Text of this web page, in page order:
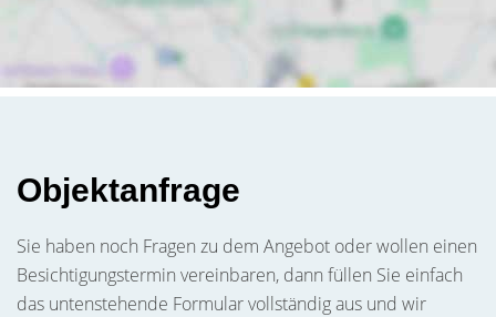
Objektanfrage
Sie haben noch Fragen zu dem Angebot oder wollen einen
Besichtigungstermin vereinbaren, dann füllen Sie einfach
das untenstehende Formular vollständig aus und wir